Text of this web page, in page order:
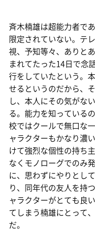
斉木楠雄は超能力者で
限定されていない。テ
視、予知等々、ありと
まれてたった14日で念
行をしていたという。
せるというのだから、
し、本人にその気がな
る。能力を知っている
校ではクールで無口な
ャラクターもかなり濃
けて強烈な個性の持ち
なくモノローグでのみ
に、思わずにやりとし
り、同年代の友人を持
ャラクターがとても良
てしまう楠雄にとって
だ。